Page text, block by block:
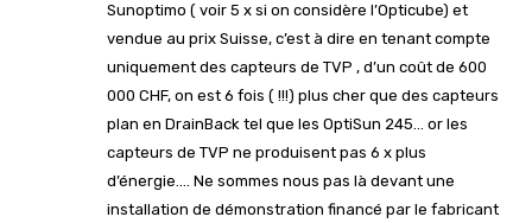
Sunoptimo ( voir 5 x si on considère l’Opticube) et
vendue au prix Suisse, c’est à dire en tenant compte
uniquement des capteurs de TVP , d’un coût de 600
000 CHF, on est 6 fois ( !!!) plus cher que des capteurs
plan en DrainBack tel que les OptiSun 245… or les
capteurs de TVP ne produisent pas 6 x plus
d’énergie…. Ne sommes nous pas là devant une
installation de démonstration financé par le fabricant